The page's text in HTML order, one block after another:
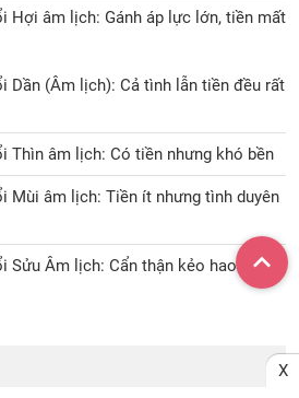
Hợi âm lịch: Gánh áp lực lớn, tiền mất
Dần (Âm lịch): Cả tình lẫn tiền đều rất
Thìn âm lịch: Có tiền nhưng khó bền
Mùi âm lịch: Tiền ít nhưng tình duyên
Sửu Âm lịch: Cẩn thận kẻo hao tiền,
X